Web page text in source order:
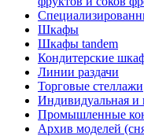
Шкафы
Шкафы tandem
Кондитерские
Линии раздачи
Торговые стеллажи
Индивидуальная и
Промышленные
Архив моделей